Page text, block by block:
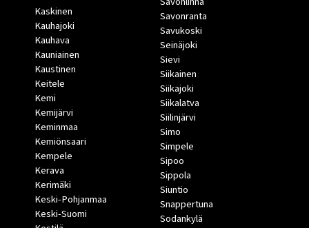
Kaskinen
Kauhajoki
Kauhava
Kauniainen
Kaustinen
Keitele
Kemi
Kemijärvi
Keminmaa
Kemiönsaari
Kempele
Kerava
Kerimäki
Keski-Pohjanmaa
Keski-Suomi
Savonranta
Savukoski
Seinäjoki
Sievi
Siikainen
Siikajoki
Siikalatva
Siilinjärvi
Simo
Simpele
Sipoo
Sippola
Siuntio
Snappertuna
Sodankylä